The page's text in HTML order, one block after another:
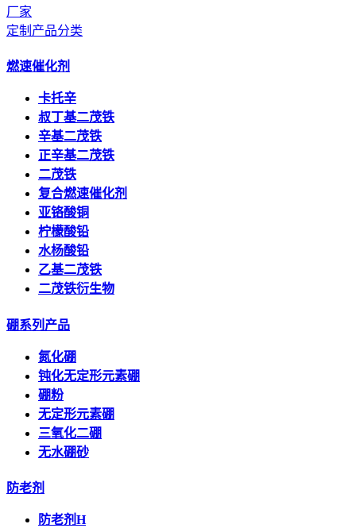
厂家
定制产品分类
燃速催化剂
卡托辛
叔丁基二茂铁
辛基二茂铁
正辛基二茂铁
二茂铁
复合燃速催化剂
亚铬酸铜
柠檬酸铅
水杨酸铅
乙基二茂铁
二茂铁衍生物
硼系列产品
氮化硼
钝化无定形元素硼
硼粉
无定形元素硼
三氧化二硼
无水硼砂
防老剂
防老剂H